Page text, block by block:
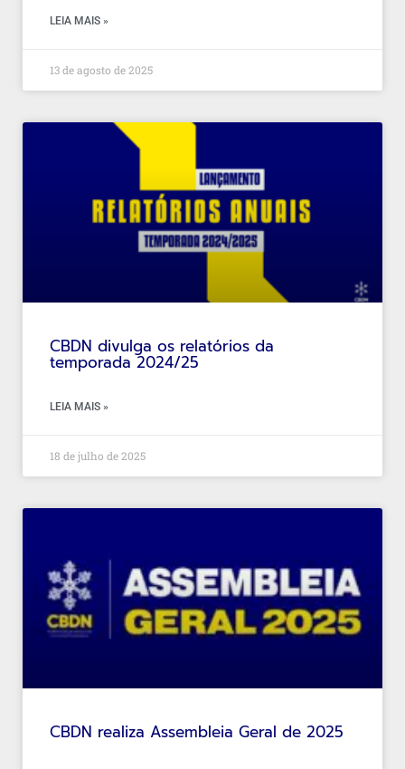
LEIA MAIS »
13 de agosto de 2025
CBDN divulga os relatórios da
temporada 2024/25
LEIA MAIS »
18 de julho de 2025
CBDN realiza Assembleia Geral de 2025